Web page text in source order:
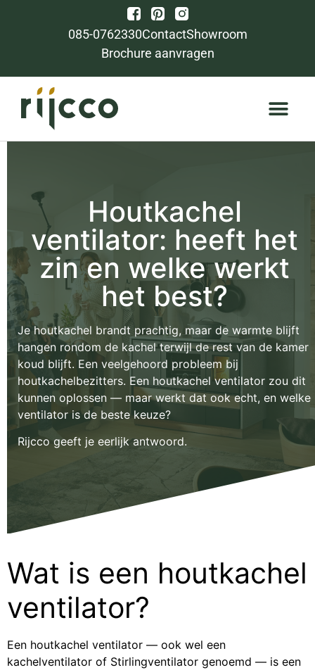
085-0762330ContactShowroom
Brochure aanvragen
Houtkachel
ventilator: heeft het
zin en welke werkt
het best?
Je houtkachel brandt prachtig, maar de warmte blijft
hangen rondom de kachel terwijl de rest van de kamer
koud blijft. Een veelgehoord probleem bij
houtkachelbezitters. Een houtkachel ventilator zou dit
kunnen oplossen — maar werkt dat ook echt, en welke
ventilator is de beste keuze?
Rijcco geeft je eerlijk antwoord.
Wat is een houtkachel
ventilator?
Een houtkachel ventilator — ook wel een
kachelventilator of Stirlingventilator genoemd — is een